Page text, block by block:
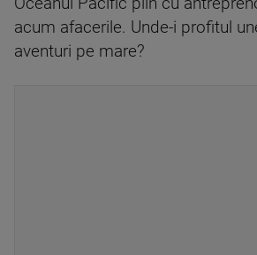
acum afacerile. Unde-i profitul
aventuri pe mare?